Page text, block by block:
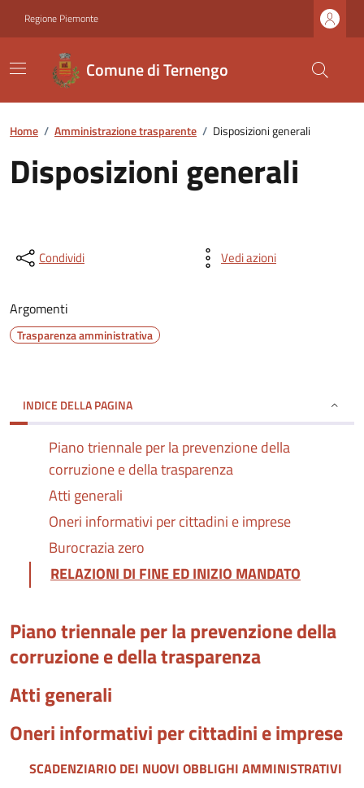
Regione Piemonte
Comune di Ternengo
Home / Amministrazione trasparente / Disposizioni generali
Disposizioni generali
Condividi Vedi azioni
Argomenti
Trasparenza amministrativa
INDICE DELLA PAGINA
Piano triennale per la prevenzione della
corruzione e della trasparenza
Atti generali
Oneri informativi per cittadini e imprese
Burocrazia zero
RELAZIONI DI FINE ED INIZIO MANDATO
Piano triennale per la prevenzione della
corruzione e della trasparenza
Atti generali
Oneri informativi per cittadini e imprese
SCADENZIARIO DEI NUOVI OBBLIGHI AMMINISTRATIVI